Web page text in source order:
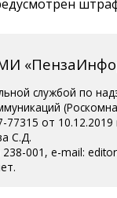
службой по
от
С.Д.
001, e-mail: